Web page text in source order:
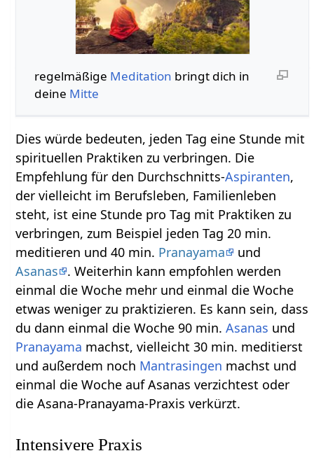
regelmäßige Meditation bringt dich in
deine Mitte
Dies würde bedeuten, jeden Tag eine Stunde mit
spirituellen Praktiken zu verbringen. Die
Empfehlung für den Durchschnitts-Aspiranten,
der vielleicht im Berufsleben, Familienleben
steht, ist eine Stunde pro Tag mit Praktiken zu
verbringen, zum Beispiel jeden Tag 20 min.
meditieren und 40 min. Pranayama
und
Asanas
. Weiterhin kann empfohlen werden
einmal die Woche mehr und einmal die Woche
etwas weniger zu praktizieren. Es kann sein, dass
du dann einmal die Woche 90 min.Asanas und
Pranayama machst, vielleicht 30 min. meditierst
und außerdem noch Mantrasingen machst und
einmal die Woche auf Asanas verzichtest oder
die Asana-Pranayama-Praxis verkürzt.
Intensivere Praxis